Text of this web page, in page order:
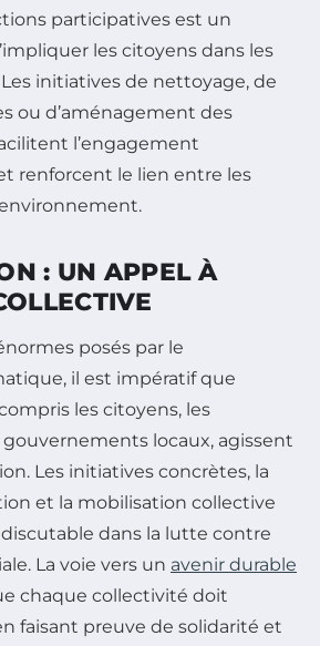
participatives est un
les citoyens dans les
initiatives de nettoyage, de
ou d’aménagement des
l’engagement
renforcent le lien entre les
: UN APPEL À
posés par le
il est impératif que
les citoyens, les
locaux, agissent
Les initiatives concrètes, la
et la mobilisation collective
dans la lutte contre
La voie vers un avenir durable
chaque collectivité doit
faisant preuve de solidarité et